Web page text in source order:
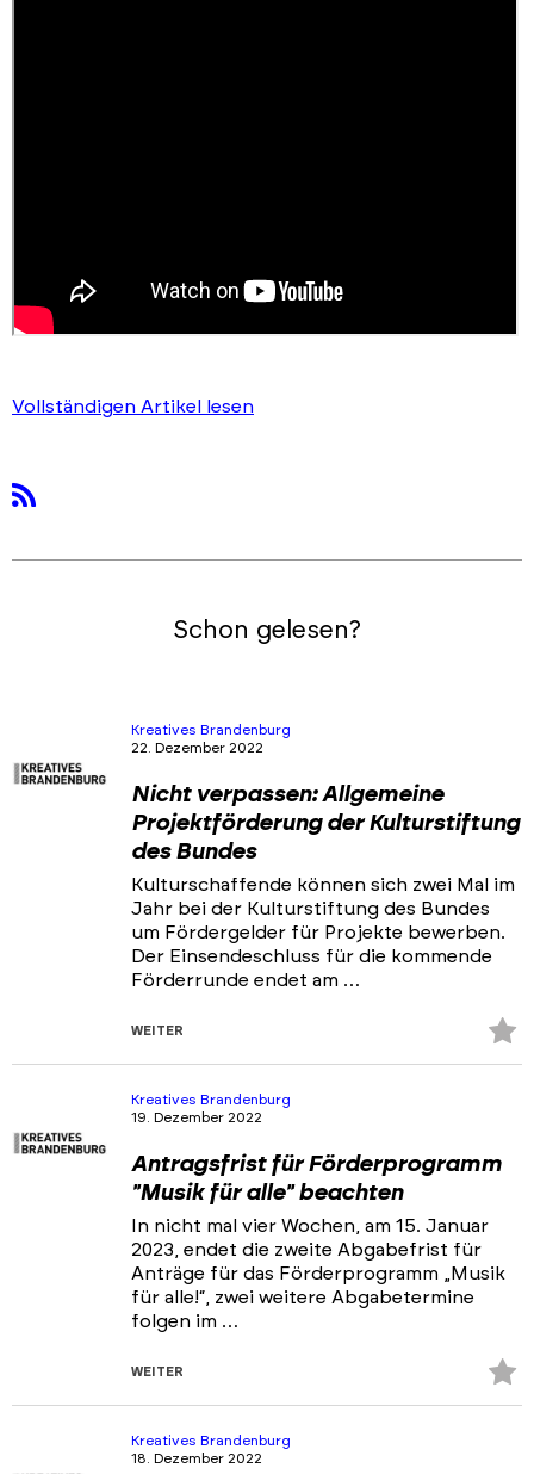
Vollständigen Artikel lesen
Schon gelesen?
Kreatives Brandenburg
22. Dezember 2022
Nicht verpassen: Allgemeine
Projektförderung der Kulturstiftung
des Bundes
Kulturschaffende können sich zwei Mal im
Jahr bei der Kulturstiftung des Bundes
um Fördergelder für Projekte bewerben.
Der Einsendeschluss für die kommende
Förderrunde endet am …
WEITER
Kreatives Brandenburg
19. Dezember 2022
Antragsfrist für Förderprogramm
"Musik für alle" beachten
In nicht mal vier Wochen, am 15. Januar
2023, endet die zweite Abgabefrist für
Anträge für das Förderprogramm „Musik
für alle!“, zwei weitere Abgabetermine
folgen im …
WEITER
Kreatives Brandenburg
18. Dezember 2022